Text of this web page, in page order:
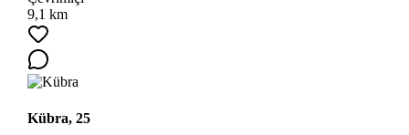
9,1 km
Kübra, 25